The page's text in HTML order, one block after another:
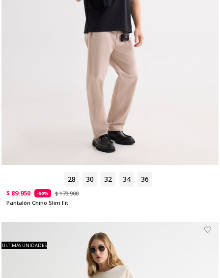
28 30 32 34 36
$ 89.950 -50%
$ 179.900
Pantalón Chino Slim Fit
ULTIMAS UNIDADES